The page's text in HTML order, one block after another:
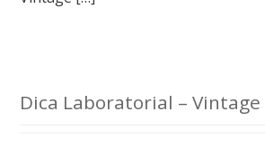
Dica Laboratorial – Vintage